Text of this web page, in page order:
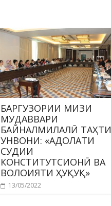
БАРГУЗОРИИ МИЗИ
МУДАВВАРИ
БАЙНАЛМИЛАЛӢ ТАҲТИ
УНВОНИ: «АДОЛАТИ
СУДИИ
КОНСТИТУТСИОНӢ ВА
ВОЛОИЯТИ ҲУҚУҚ»
13/05/2022